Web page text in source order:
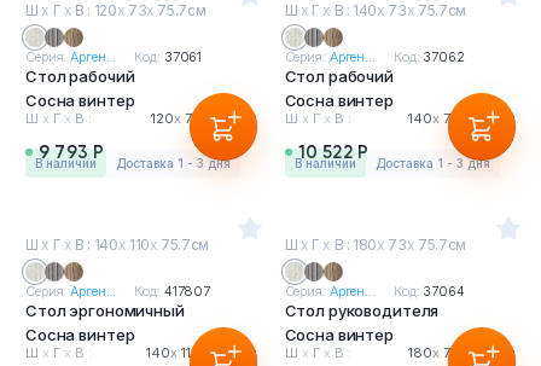
Ш х Г х В : 120х 73х 75.7см
Серия:Арген... Код: 37061
Стол рабочий
Сосна винтер
Ш х Г х В : 120х73 75.7см
9 793 Р
в наличии Доставка 1 - 3 дня
Ш х Г х В : 140х 73х 75.7см
Серия: Арген... Код: 37062
Стол рабочий
Сосна винтер
Ш х Г х В : 140х 73 75.7см
10 522 Р
в наличии Доставка 1 - 3 дня
Ш х Г х В : 140х 110х 75.7см
Серия:Арген... Код: 417807
Стол эргономичный
Сосна винтер
Ш х Г х В : 140х110 75.7см
Ш х Г х В : 180х 73х 75.7см
Серия: Арген... Код: 37064
Стол руководителя
Сосна винтер
Ш х Г х В : 180х 73 75.7см